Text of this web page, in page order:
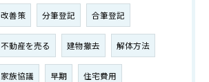
改善策 分筆登記 合筆登記
不動産を売る 建物撤去 解体方法
家族協議 早期 住宅費用